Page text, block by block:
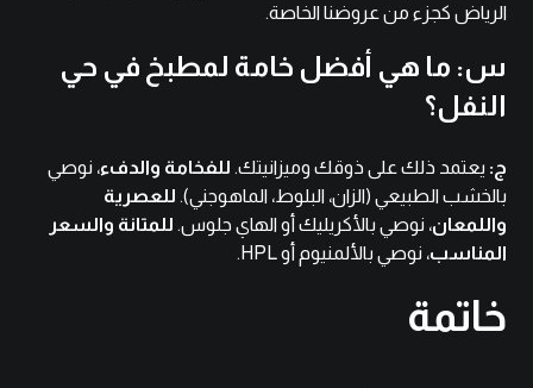
الرياض كجزء من عروضنا الخاصة.
س: ما هي أفضل خامة لمطبخ في حي
النفل؟
ج: يعتمد ذلك على ذوقك وميزانيتك. للفخامة والدفء، نوصي
بالخشب الطبيعي (الزان، البلوط، الماهوجني). للعصرية
واللمعان، نوصي بالأكريليك أو الهاي جلوس. للمتانة والسعر
المناسب، نوصي بالألمنيوم أو HPL.
خاتمة